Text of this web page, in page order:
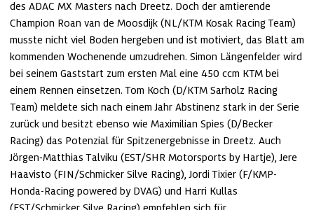
des ADAC MX Masters nach Dreetz. Doch der amtierende
Champion Roan van de Moosdijk (NL/KTM Kosak Racing Team)
musste nicht viel Boden hergeben und ist motiviert, das Blatt am
kommenden Wochenende umzudrehen. Simon Längenfelder wird
bei seinem Gaststart zum ersten Mal eine 450 ccm KTM bei
einem Rennen einsetzen. Tom Koch (D/KTM Sarholz Racing
Team) meldete sich nach einem Jahr Abstinenz stark in der Serie
zurück und besitzt ebenso wie Maximilian Spies (D/Becker
Racing) das Potenzial für Spitzenergebnisse in Dreetz. Auch
Jörgen-Matthias Talviku (EST/SHR Motorsports by Hartje), Jere
Haavisto (FIN/Schmicker Silve Racing), Jordi Tixier (F/KMP-
Honda-Racing powered by DVAG) und Harri Kullas